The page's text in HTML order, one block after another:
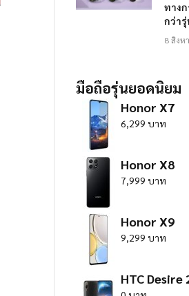
ทาง
กว่า
8 สิงห
มือถือรุ่นยอดนิยม
Honor X7
6,299 บาท
Honor X8
7,999 บาท
Honor X9
9,299 บาท
HTC Desire